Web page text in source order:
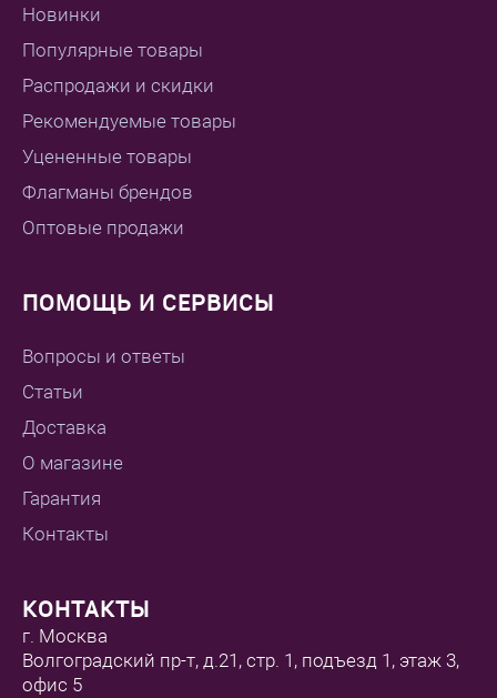
Новинки
Популярные товары
Распродажи и скидки
Рекомендуемые товары
Уцененные товары
Флагманы брендов
Оптовые продажи
ПОМОЩЬ И СЕРВИСЫ
Вопросы и ответы
Статьи
Доставка
О магазине
Гарантия
Контакты
КОНТАКТЫ
г. Москва
Волгоградский пр-т, д.21, стр. 1, подъезд 1, этаж 3,
офис 5